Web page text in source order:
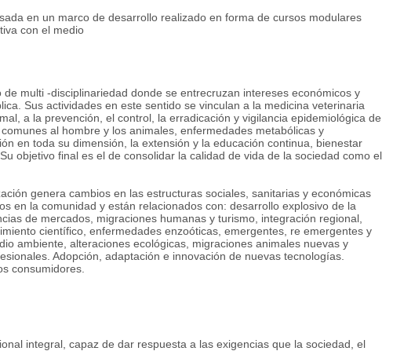
en un marco de desarrollo realizado en forma de cursos modulares
con el medio
multi -disciplinariedad donde se entrecruzan intereses económicos y
Sus actividades en este sentido se vinculan a la medicina veterinaria
a la prevención, el control, la erradicación y vigilancia epidemiológica de
al hombre y los animales, enfermedades metabólicas y
en toda su dimensión, la extensión y la educación continua, bienestar
objetivo final es el de consolidar la calidad de vida de la sociedad como el
genera cambios en las estructuras sociales, sanitarias y económicas
en la comunidad y están relacionados con: desarrollo explosivo de la
de mercados, migraciones humanas y turismo, integración regional,
científico, enfermedades enzoóticas, emergentes, re emergentes y
ambiente, alteraciones ecológicas, migraciones animales nuevas y
Adopción, adaptación e innovación de nuevas tecnologías.
consumidores.
integral, capaz de dar respuesta a las exigencias que la sociedad, el